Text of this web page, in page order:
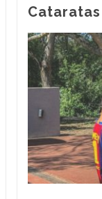
Cataratas